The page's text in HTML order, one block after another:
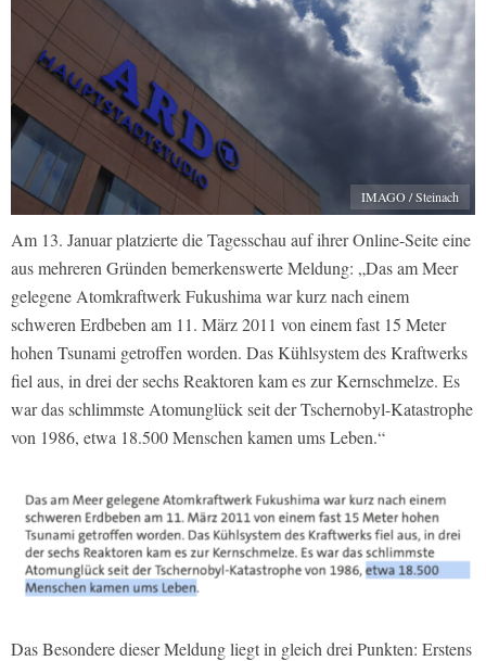
IMAGO / Steinach
Am 13. Januar platzierte die Tagesschau auf ihrer Online-Seite eine
aus mehreren Gründen bemerkenswerte Meldung: „Das am Meer
gelegene Atomkraftwerk Fukushima war kurz nach einem
schweren Erdbeben am 11. März 2011 von einem fast 15 Meter
hohen Tsunami getroffen worden. Das Kühlsystem des Kraftwerks
fiel aus, in drei der sechs Reaktoren kam es zur Kernschmelze. Es
war das schlimmste Atomunglück seit der Tschernobyl-Katastrophe
von 1986, etwa 18.500 Menschen kamen ums Leben.“
Das Besondere dieser Meldung liegt in gleich drei Punkten: Erstens